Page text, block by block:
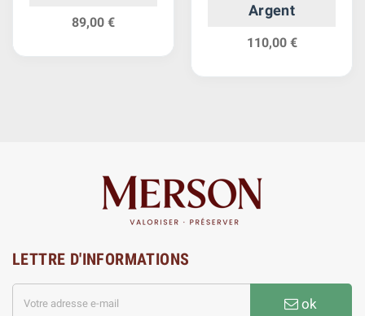
89,00 €
Argent
110,00 €
LETTRE D'INFORMATIONS
ok